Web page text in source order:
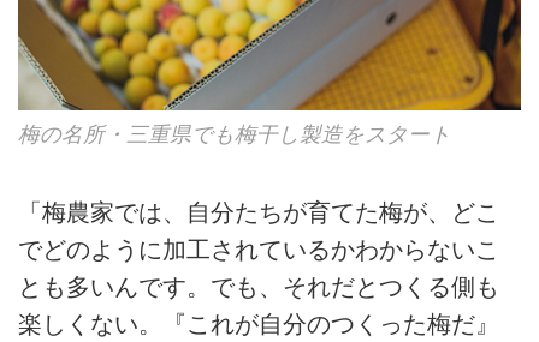
梅の名所・三重県でも梅干し製造をスタート
「梅農家では、自分たちが育てた梅が、どこ
でどのように加工されているかわからないこ
とも多いんです。でも、それだとつくる側も
楽しくない。『これが自分のつくった梅だ』